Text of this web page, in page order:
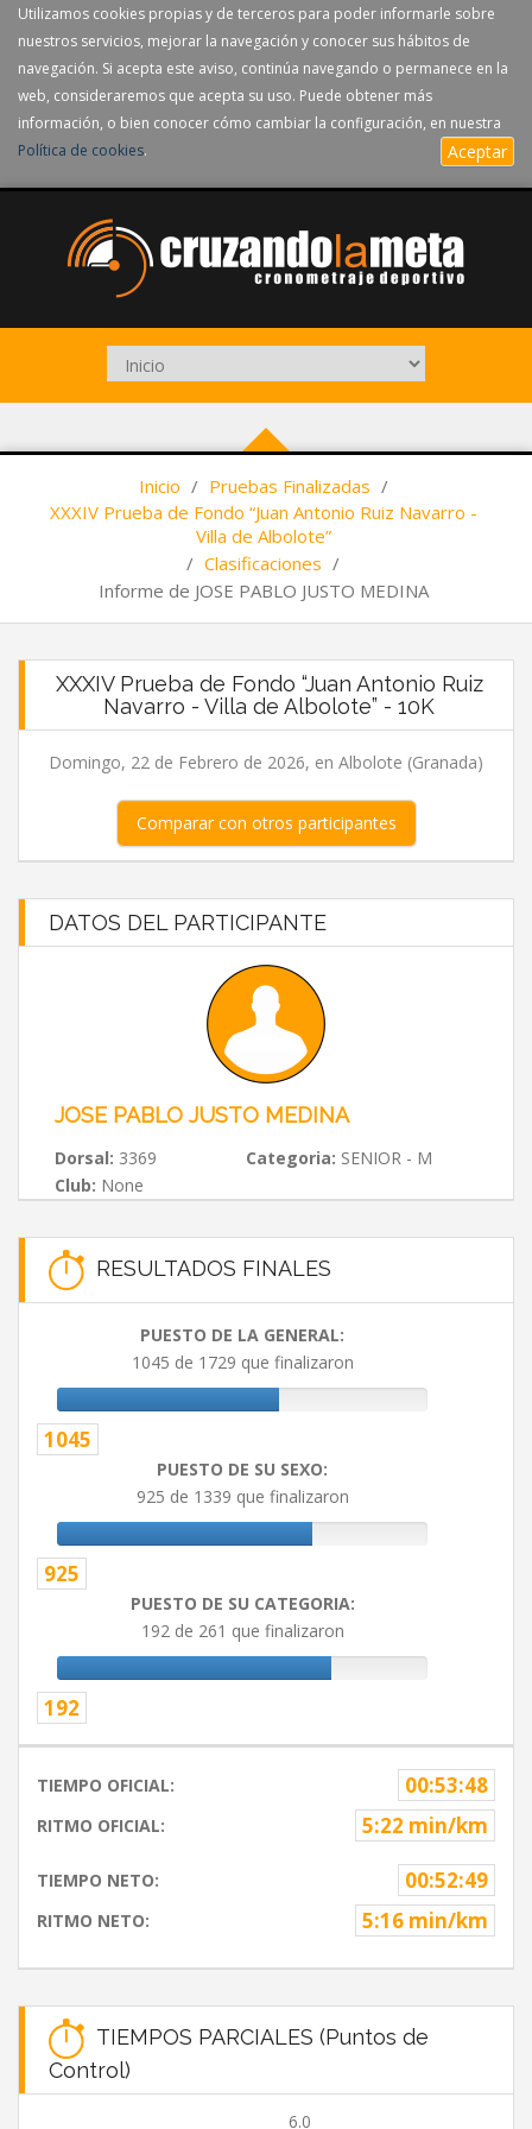
Utilizamos cookies propias y de terceros para poder informarle sobre
nuestros servicios, mejorar la navegación y conocer sus hábitos de
navegación. Si acepta este aviso, continúa navegando o permanece en la
web, consideraremos que acepta su uso. Puede obtener más
información, o bien conocer cómo cambiar la configuración, en nuestra
Política de cookies. Aceptar
Inicio / Pruebas Finalizadas /
XXXIV Prueba de Fondo “Juan Antonio Ruiz Navarro -
Villa de Albolote”
/ Clasificaciones /
Informe de JOSE PABLO JUSTO MEDINA
XXXIV Prueba de Fondo “Juan Antonio Ruiz
Navarro - Villa de Albolote” - 10K
Domingo, 22 de Febrero de 2026, en Albolote (Granada)
Comparar con otros participantes
DATOS DEL PARTICIPANTE
JOSE PABLO JUSTO MEDINA
Dorsal: 3369 Categoria: SENIOR - M
Club: None
RESULTADOS FINALES
PUESTO DE LA GENERAL:
1045 de 1729 que finalizaron
1045
PUESTO DE SU SEXO:
925 de 1339 que finalizaron
925
PUESTO DE SU CATEGORIA:
192 de 261 que finalizaron
192
TIEMPO OFICIAL: 00:53:48
RITMO OFICIAL: 5:22 min/km
TIEMPO NETO: 00:52:49
RITMO NETO: 5:16 min/km
TIEMPOS PARCIALES (Puntos de
Control)
6.0